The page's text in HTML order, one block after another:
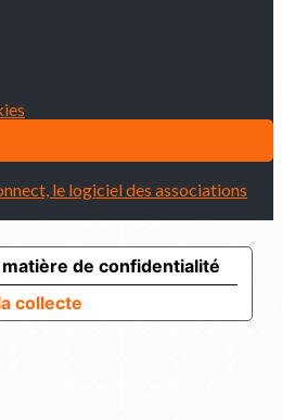
le logiciel des associations
collecte
de confidentialité